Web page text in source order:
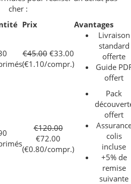
cher :
Prix Avantages
€45.00€33.00
(€1.10/compr.)
Livraison
standard
offerte
Guide
offert
€120.00
€72.00
(€0.80/compr.)
Pack
offert
colis
incluse
+5% de
remise
suivante